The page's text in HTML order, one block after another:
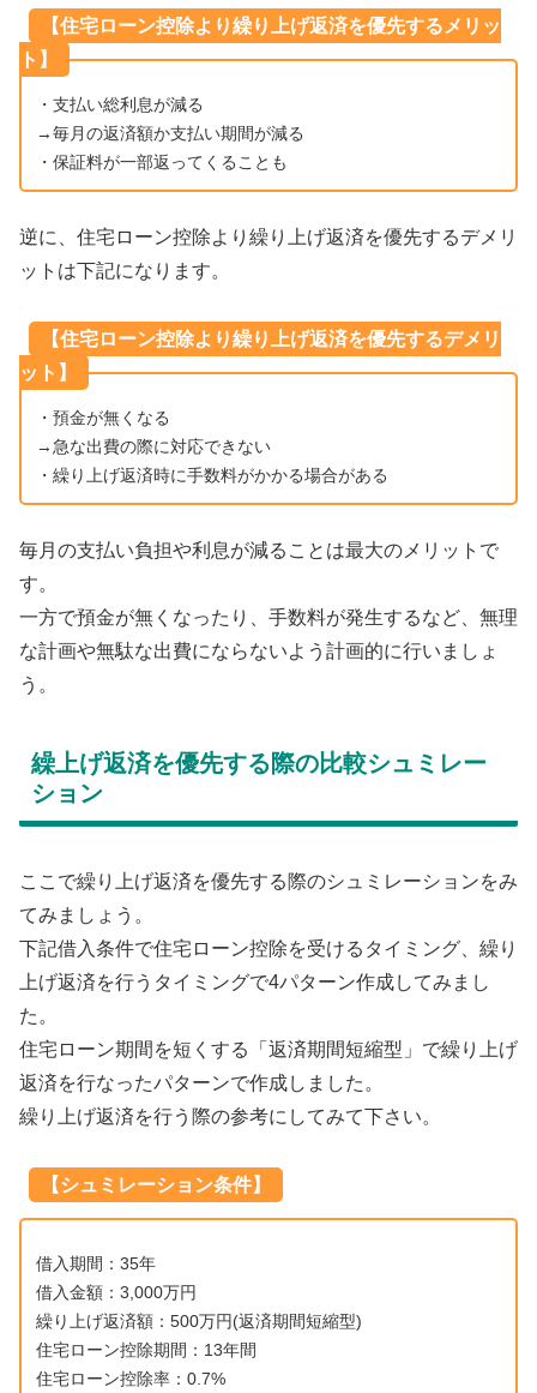
【住宅ローン控除より繰り上げ返済を優先するメリッ
ト】
・支払い総利息が減る
→毎月の返済額か支払い期間が減る
・保証料が一部返ってくることも
逆に、住宅ローン控除より繰り上げ返済を優先するデメリ
ットは下記になります。
【住宅ローン控除より繰り上げ返済を優先するデメリ
ット】
・預金が無くなる
→急な出費の際に対応できない
・繰り上げ返済時に手数料がかかる場合がある
毎月の支払い負担や利息が減ることは最大のメリットで
す。
一方で預金が無くなったり、手数料が発生するなど、無理
な計画や無駄な出費にならないよう計画的に行いましょ
う。
繰上げ返済を優先する際の比較シュミレー
ション
ここで繰り上げ返済を優先する際のシュミレーションをみ
てみましょう。
下記借入条件で住宅ローン控除を受けるタイミング、繰り
上げ返済を行うタイミングで4パターン作成してみまし
た。
住宅ローン期間を短くする「返済期間短縮型」で繰り上げ
返済を行なったパターンで作成しました。
繰り上げ返済を行う際の参考にしてみて下さい。
【シュミレーション条件】
借入期間：35年
借入金額：3,000万円
繰り上げ返済額：500万円(返済期間短縮型)
住宅ローン控除期間：13年間
住宅ローン控除率：0.7%